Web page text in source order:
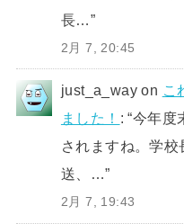
長…”
2月 7, 20:45
just_a_way on こ
ました！ : “今年度
されますね。学
送、…”
2月 7, 19:43